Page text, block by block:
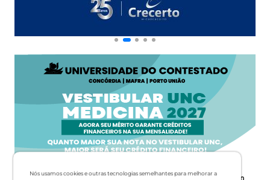
Nós usamos cookies e outras tecnologias semelhantes para melhorar a